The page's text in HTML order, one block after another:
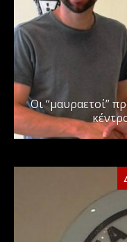
Οι “μαυραετοί”